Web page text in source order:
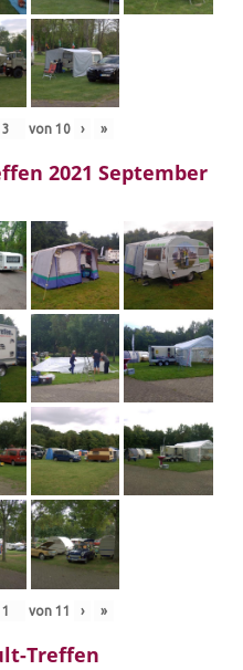
von 10 › »
2021 September
von 11 › »
Treffen